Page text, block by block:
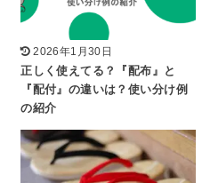
2026年1月30日
正しく使えてる？『配布』と
『配付』の違いは？使い分け例
の紹介